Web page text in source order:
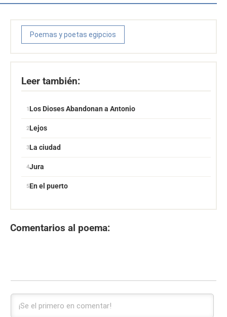
Poemas y poetas egipcios
Leer también:
Los Dioses Abandonan a Antonio
Lejos
La ciudad
Jura
En el puerto
Comentarios al poema: